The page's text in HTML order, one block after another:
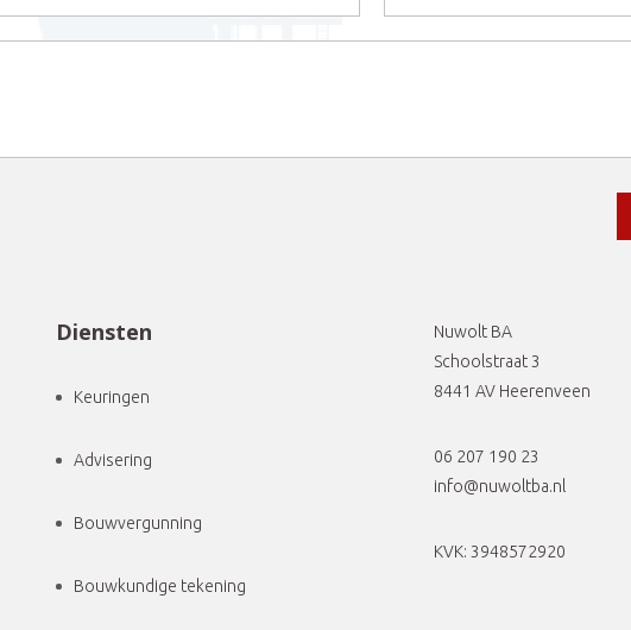
Diensten
Keuringen
Advisering
Bouwvergunning
Bouwkundige tekening
Nuwolt BA
Schoolstraat 3
8441 AV Heerenveen
06 207 190 23
info@nuwoltba.nl
KVK: 3948572920